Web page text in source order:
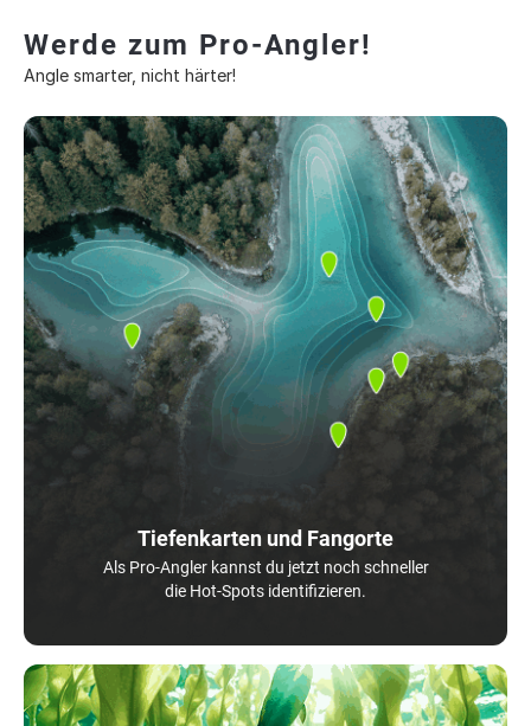
Werde zum Pro-Angler!
Angle smarter, nicht härter!
Tiefenkarten und Fangorte
Als Pro-Angler kannst du jetzt noch schneller
die Hot-Spots identifizieren.